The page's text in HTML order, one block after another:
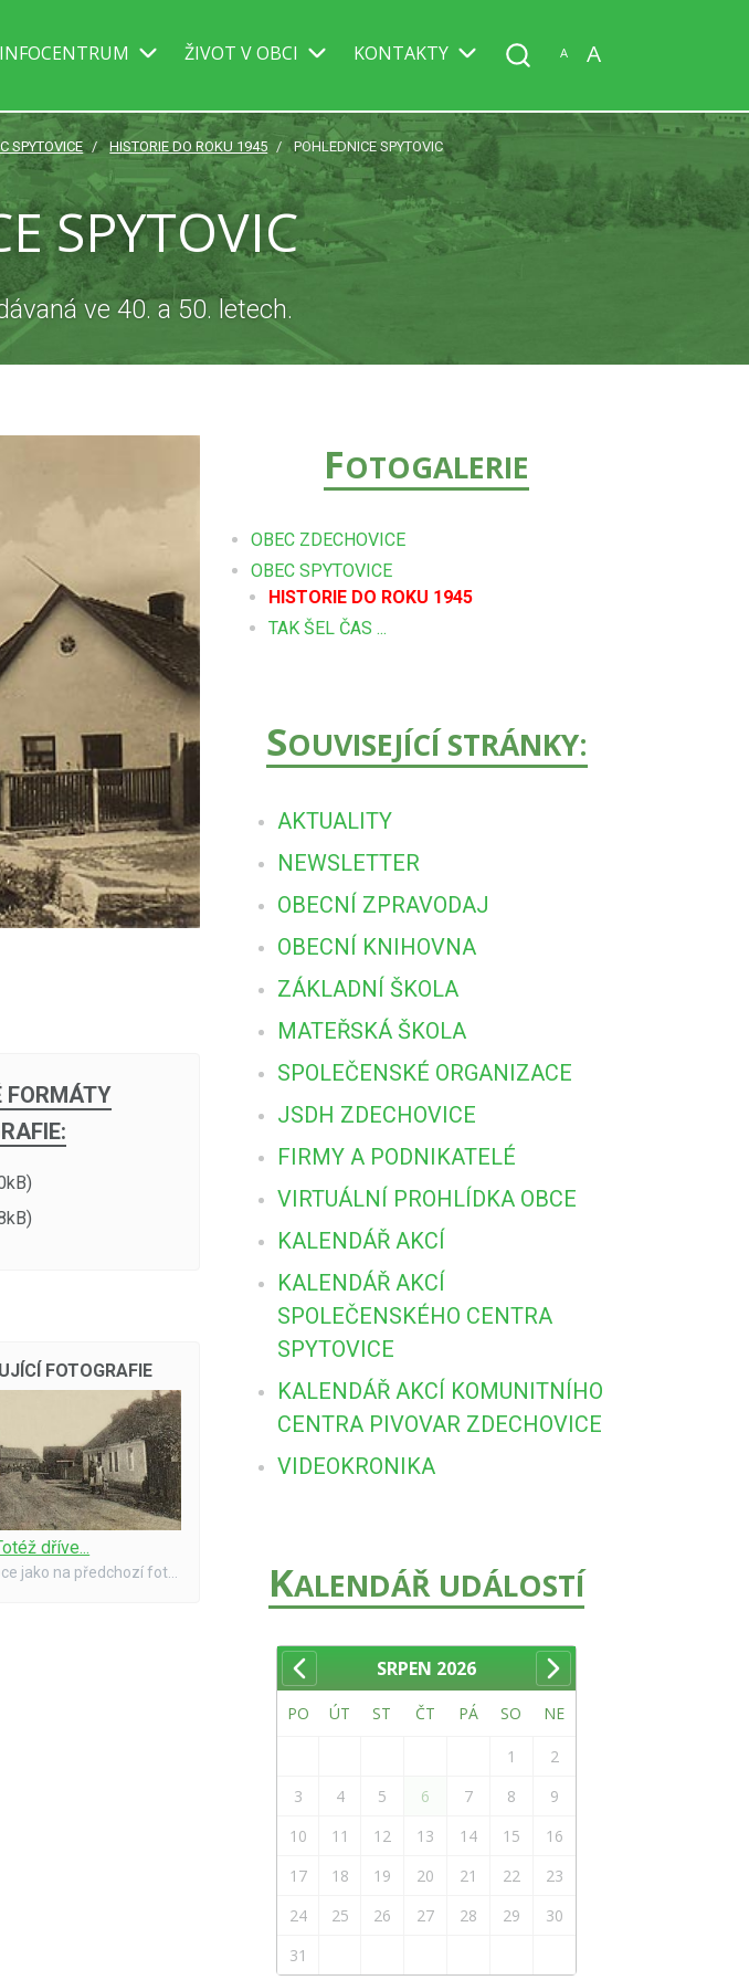
INFOCENTRUM ŽIVOT V OBCI KONTAKTY A A
SPYTOVICE HISTORIE DO ROKU 1945 POHLEDNICE SPYTOVIC
SPYTOVIC
ve 40. a 50. letech.
FORMÁTY
FOTOGRAFIE
dříve...
Stejná část obce jako na předchozí fotce, ale o několik let dříve.
FOTOGALERIE
OBEC ZDECHOVICE
OBEC SPYTOVICE
HISTORIE DO ROKU 1945
TAK ŠEL ČAS ...
SOUVISEJÍCÍ STRÁNKY:
AKTUALITY
NEWSLETTER
OBECNÍ ZPRAVODAJ
OBECNÍ KNIHOVNA
ZÁKLADNÍ ŠKOLA
MATEŘSKÁ ŠKOLA
SPOLEČENSKÉ ORGANIZACE
JSDH ZDECHOVICE
FIRMY A PODNIKATELÉ
VIRTUÁLNÍ PROHLÍDKA OBCE
KALENDÁŘ AKCÍ
KALENDÁŘ AKCÍ
SPOLEČENSKÉHO CENTRA
SPYTOVICE
KALENDÁŘ AKCÍ KOMUNITNÍHO
CENTRA PIVOVAR ZDECHOVICE
VIDEOKRONIKA
KALENDÁŘ UDÁLOSTÍ
SRPEN 2026
PO ÚT ST ČT PÁ SO NE
1
2
3
4 5 6 7 8
9
10
11 12 13 14 15
16
17
18 19 20 21 22
23
24
25 26 27 28 29
30
31